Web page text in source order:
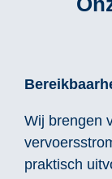
Wij brengen
praktisch